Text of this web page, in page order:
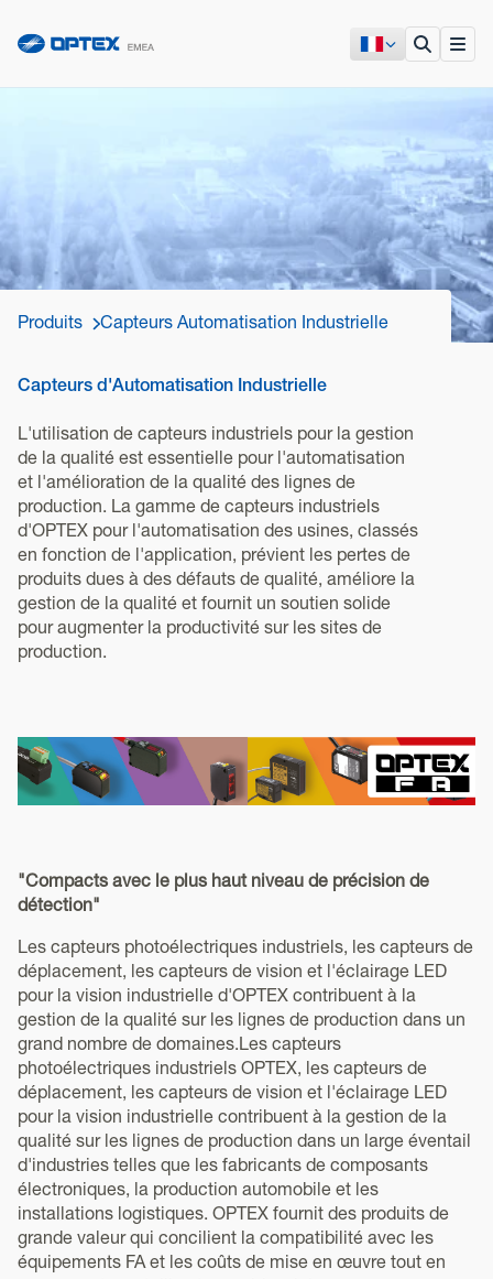
Produits Capteurs Automatisation Industrielle
Capteurs d'Automatisation Industrielle
L'utilisation de capteurs industriels pour la gestion
de la qualité est essentielle pour l'automatisation
et l'amélioration de la qualité des lignes de
production. La gamme de capteurs industriels
d'OPTEX pour l'automatisation des usines, classés
en fonction de l'application, prévient les pertes de
produits dues à des défauts de qualité, améliore la
gestion de la qualité et fournit un soutien solide
pour augmenter la productivité sur les sites de
production.
"Compacts avec le plus haut niveau de précision de
détection"
Les capteurs photoélectriques industriels, les capteurs de
déplacement, les capteurs de vision et l'éclairage LED
pour la vision industrielle d'OPTEX contribuent à la
gestion de la qualité sur les lignes de production dans un
grand nombre de domaines.Les capteurs
photoélectriques industriels OPTEX, les capteurs de
déplacement, les capteurs de vision et l'éclairage LED
pour la vision industrielle contribuent à la gestion de la
qualité sur les lignes de production dans un large éventail
d'industries telles que les fabricants de composants
électroniques, la production automobile et les
installations logistiques. OPTEX fournit des produits de
grande valeur qui concilient la compatibilité avec les
équipements FA et les coûts de mise en œuvre tout en